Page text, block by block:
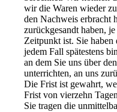
wir die Waren wieder
den Nachweis erbracht
zurückgesandt haben,
Zeitpunkt ist. Sie
jedem Fall spätestens
an dem Sie uns über
unterrichten, an uns
Die Frist ist gewahrt,
Frist von vierzehn
Sie tragen die